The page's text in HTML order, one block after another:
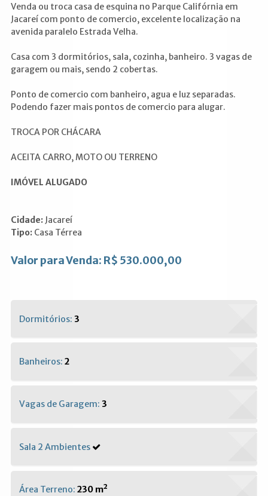
Venda ou troca casa de esquina no Parque Califórnia em
Jacareí com ponto de comercio, excelente localização na
avenida paralelo Estrada Velha.
Casa com 3 dormitórios, sala, cozinha, banheiro. 3 vagas de
garagem ou mais, sendo 2 cobertas.
Ponto de comercio com banheiro, agua e luz separadas.
Podendo fazer mais pontos de comercio para alugar.
TROCA POR CHÁCARA
ACEITA CARRO, MOTO OU TERRENO
IMÓVEL ALUGADO
Cidade: Jacareí
Tipo: Casa Térrea
Valor para Venda: R$ 530.000,00
Dormitórios:3
Banheiros:2
Vagas de Garagem:3
Sala 2 Ambientes
Área Terreno:230 m²